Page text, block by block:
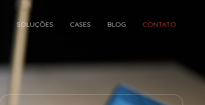
SOLUÇÕES CASES BLOG CONTATO